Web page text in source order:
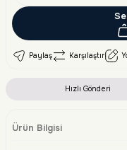
Paylaş Karşılaştır
Hızlı Gönderi
Ürün Bilgisi